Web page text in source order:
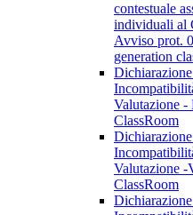
contestuale
individuali al
Avviso prot.
generation
Valutazione
ClassRoom
Valutazione
ClassRoom